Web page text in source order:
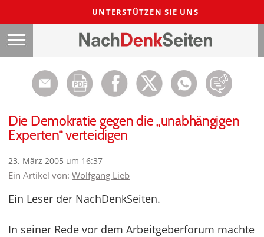
UNTERSTÜTZEN SIE UNS
Die Demokratie gegen die „unabhängigen
Experten“ verteidigen
23. März 2005 um 16:37
Ein Artikel von: Wolfgang Lieb
Ein Leser der NachDenkSeiten.
In seiner Rede vor dem Arbeitgeberforum machte